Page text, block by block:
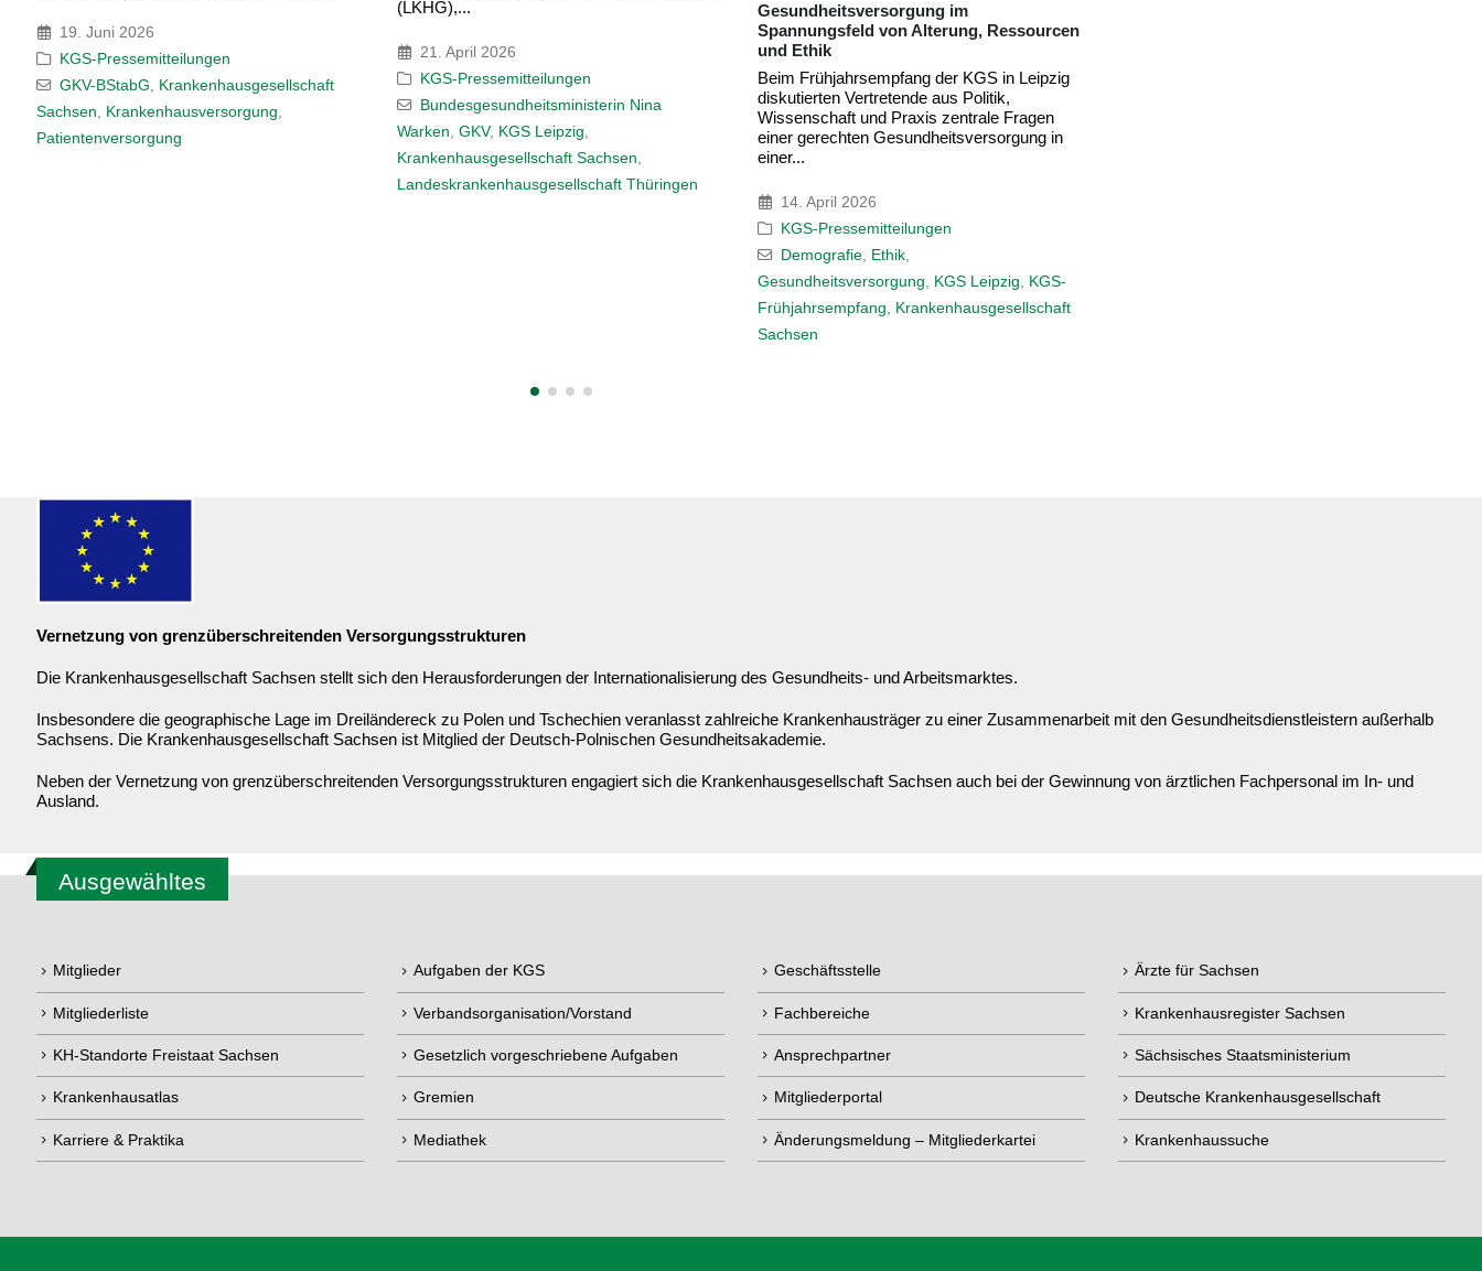
21. April 2026
KGS-Pressemitteilungen
Bundesgesundheitsministerin Nina
Warken
Gesundheitsversorgung im
und Ethik
Beim Frühjahrsempfang der KGS in Leipzig
diskutierten Vertretende aus Politik,
Wissenschaft und Praxis zentrale Fragen
einer gerechten Gesundheitsversorgung in
einer...
Gemeinsame Pressemitteilung: Gewalt im
Krankenhaus im Fokus: Leipziger
Symposium stärkt Schutz und Prävention
im Arbeitsalltag
Gewalt gegenüber Beschäftigten im
Gesundheitswesen ist vielerorts Realität.
Beim Leipziger Symposium „Gewalt und
Aggression im Krankenhaus“ diskutierten
26. März 2026
KGS-Pressemitteilungen
BGF,Gewalt,Gewaltprävention,
KGS
Leipzig, Krankenhausgesellschaft Sachsen
Vernetzung von grenzüberschreitenden Versorgungsstrukturen
Die Krankenhausgesellschaft Sachsen stellt sich den Herausforderungen der Internationalisierung des Gesundheits- und Arbeitsmarktes.
Insbesondere die geographische Lage im Dreiländereck zu Polen und Tschechien veranlasst zahlreiche Krankenhausträger zu einer Zusammenarbeit mit den Gesundheitsdienstleistern außerhalb
Sachsens. Die Krankenhausgesellschaft Sachsen ist Mitglied der Deutsch-Polnischen Gesundheitsakademie.
Neben der Vernetzung von grenzüberschreitenden Versorgungsstrukturen engagiert sich die Krankenhausgesellschaft Sachsen auch bei der Gewinnung von ärztlichen Fachpersonal im In- und
Ausland.
Ausgewähltes
Mitglieder
Mitgliederliste
KH-Standorte Freistaat Sachsen
Krankenhausatlas
Karriere & Praktika
Aufgaben der KGS
Verbandsorganisation/Vorstand
Gesetzlich vorgeschriebene Aufgaben
Gremien
Mediathek
Geschäftsstelle
Fachbereiche
Ansprechpartner
Mitgliederportal
Änderungsmeldung – Mitgliederkartei
Ärzte für Sachsen
Krankenhausregister Sachsen
Sächsisches Staatsministerium
Deutsche Krankenhausgesellschaft
Krankenhaussuche